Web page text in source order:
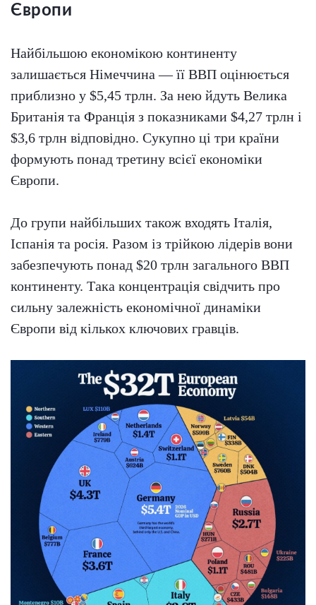
Європи
Найбільшою економікою континенту
залишається Німеччина — її ВВП оцінюється
приблизно у $5,45 трлн. За нею йдуть Велика
Британія та Франція з показниками $4,27 трлн і
$3,6 трлн відповідно. Сукупно ці три країни
формують понад третину всієї економіки
Європи.
До групи найбільших також входять Італія,
Іспанія та росія. Разом із трійкою лідерів вони
забезпечують понад $20 трлн загального ВВП
континенту. Така концентрація свідчить про
сильну залежність економічної динаміки
Європи від кількох ключових гравців.